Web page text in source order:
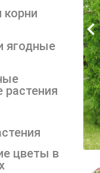
ягодные
растения
цветы в